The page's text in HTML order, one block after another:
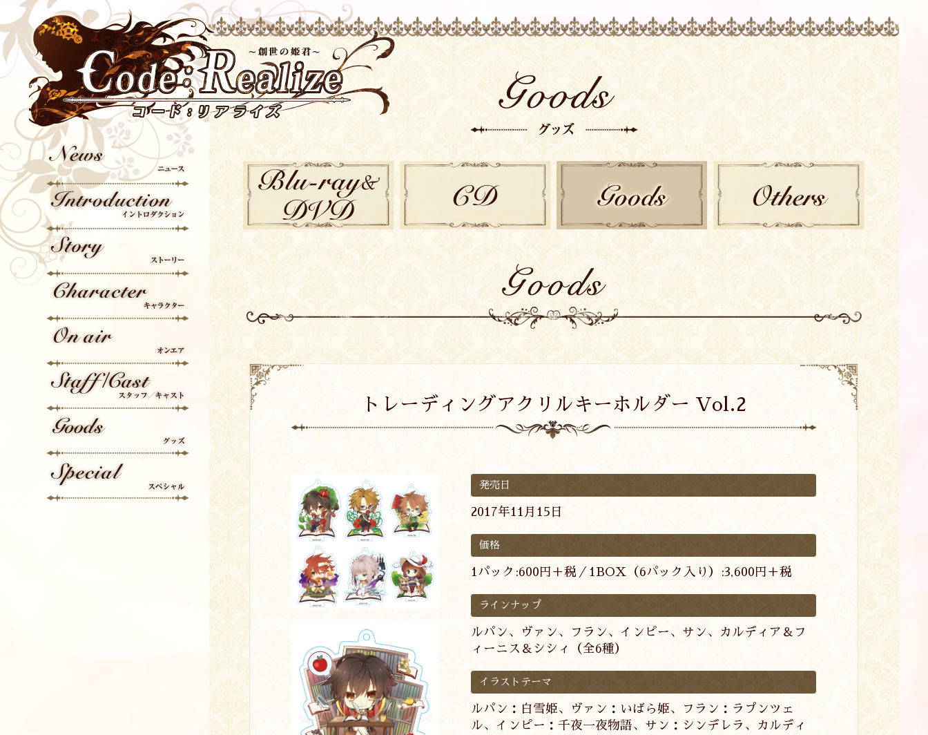
News
Introduction
On Air
Staff/Cast
Goods
トレーディングアクリルキーホルダー Vol.2
発売日
2017年11月15日
価格
1パック:600円＋税／1BOX（6パック入り）:3,600円＋税
ラインナップ
ルパン、ヴァン、フラン、インピー、サン、カルディア＆フ
ィーニス＆シシィ（全6種）
イラストテーマ
ルパン：白雪姫、ヴァン：いばら姫、フラン：ラプンツェ
ル、インピー：千夜一夜物語、サン：シンデレラ、カルディ